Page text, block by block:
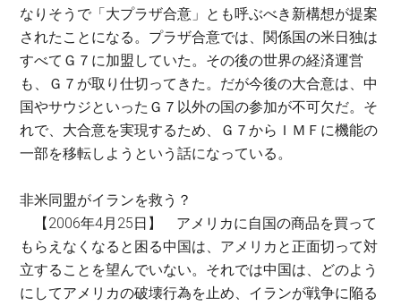
なりそうで「大プラザ合意」とも呼ぶべき新構想が提案
されたことになる。プラザ合意では、関係国の米日独は
すべてＧ７に加盟していた。その後の世界の経済運営
も、Ｇ７が取り仕切ってきた。だが今後の大合意は、中
国やサウジといったＧ７以外の国の参加が不可欠だ。そ
れで、大合意を実現するため、Ｇ７からＩＭＦに機能の
一部を移転しようという話になっている。
非米同盟がイランを救う？
【2006年4月25日】 アメリカに自国の商品を買って
もらえなくなると困る中国は、アメリカと正面切って対
立することを望んでいない。それでは中国は、どのよう
にしてアメリカの破壊行為を止め、イランが戦争に陥る